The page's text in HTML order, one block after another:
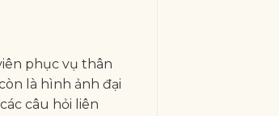
phục vụ thân
là hình ảnh đại
câu hỏi liên